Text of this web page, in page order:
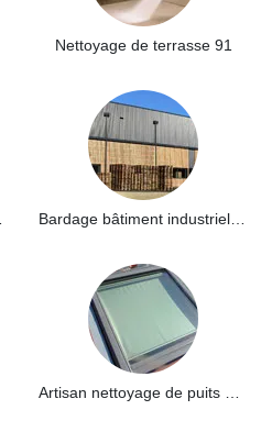
Nettoyage de terrasse 91